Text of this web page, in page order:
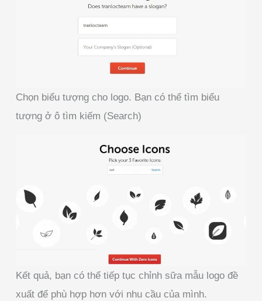
Chọn biểu tượng cho logo. Bạn có thể tìm biểu
tượng ở ô tìm kiếm (Search)
Kết quả, bạn có thể tiếp tục chỉnh sữa mẫu logo đề
xuất để phù hợp hơn với nhu cầu của mình.